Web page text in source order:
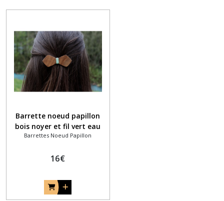
Barrette noeud papillon
bois noyer et fil vert eau
Barrettes Noeud Papillon
16€